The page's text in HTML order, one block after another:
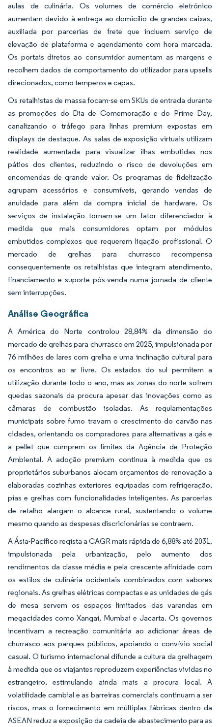
aulas de culinária. Os volumes de comércio eletrónico
aumentam devido à entrega ao domicílio de grandes caixas,
auxiliada por parcerias de frete que incluem serviço de
elevação de plataforma e agendamento com hora marcada.
Os portais diretos ao consumidor aumentam as margens e
recolhem dados de comportamento do utilizador para upsells
direcionados, como temperos e capas.
Os retalhistas de massa focam-se em SKUs de entrada durante
as promoções do Dia de Comemoração e do Prime Day,
canalizando o tráfego para linhas premium expostas em
displays de destaque. As salas de exposição virtuais utilizam
realidade aumentada para visualizar ilhas embutidas nos
pátios dos clientes, reduzindo o risco de devoluções em
encomendas de grande valor. Os programas de fidelização
agrupam acessórios e consumíveis, gerando vendas de
anuidade para além da compra inicial de hardware. Os
serviços de instalação tornam-se um fator diferenciador à
medida que mais consumidores optam por módulos
embutidos complexos que requerem ligação profissional. O
mercado de grelhas para churrasco recompensa
consequentemente os retalhistas que integram atendimento,
financiamento e suporte pós-venda numa jornada de cliente
sem interrupções.
Análise Geográfica
A América do Norte controlou 28,84% da dimensão do
mercado de grelhas para churrasco em 2025, impulsionada por
76 milhões de lares com grelha e uma inclinação cultural para
os encontros ao ar livre. Os estados do sul permitem a
utilização durante todo o ano, mas as zonas do norte sofrem
quedas sazonais da procura apesar das inovações como as
câmaras de combustão isoladas. As regulamentações
municipais sobre fumo travam o crescimento do carvão nas
cidades, orientando os compradores para alternativas a gás e
a pellet que cumprem os limites da Agência de Proteção
Ambiental. A adoção premium continua à medida que os
proprietários suburbanos alocam orçamentos de renovação a
elaboradas cozinhas exteriores equipadas com refrigeração,
pias e grelhas com funcionalidades inteligentes. As parcerias
de retalho alargam o alcance rural, sustentando o volume
mesmo quando as despesas discricionárias se contraem.
A Ásia-Pacífico regista a CAGR mais rápida de 6,88% até 2031,
impulsionada pela urbanização, pelo aumento dos
rendimentos da classe média e pela crescente afinidade com
os estilos de culinária ocidentais combinados com sabores
regionais. As grelhas elétricas compactas e as unidades de gás
de mesa servem os espaços limitados das varandas em
megacidades como Xangai, Mumbai e Jacarta. Os governos
incentivam a recreação comunitária ao adicionar áreas de
churrasco aos parques públicos, apoiando o convívio social
casual. O turismo internacional difunde a cultura da grelhagem
à medida que os viajantes reproduzem experiências vividas no
estrangeiro, estimulando ainda mais a procura local. A
volatilidade cambial e as barreiras comerciais continuam a ser
riscos, mas o fornecimento em múltiplas fábricas dentro da
ASEAN reduz a exposição da cadeia de abastecimento para as